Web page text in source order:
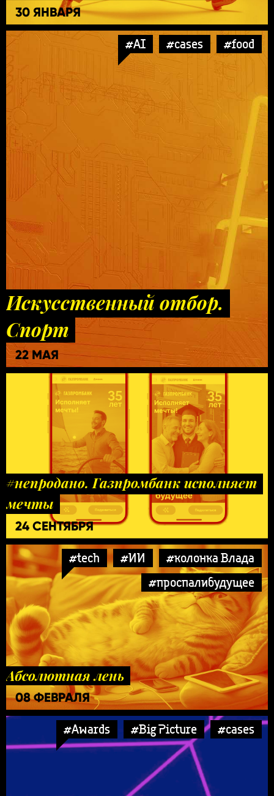
30 ЯНВАРЯ
#AI #cases #food
Искусственный отбор.
Спорт
22 МАЯ
#непродано. Газпромбанк исполняет
мечты
24 СЕНТЯБРЯ
#tech #ИИ
#колонка Влада
#проспалибудущее
Абсолютная лень
08 ФЕВРАЛЯ
#Awards #Big Picture #cases